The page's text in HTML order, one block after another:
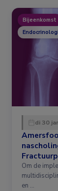
Bijeenkomst
di 30
nieuw in
Om de
en …